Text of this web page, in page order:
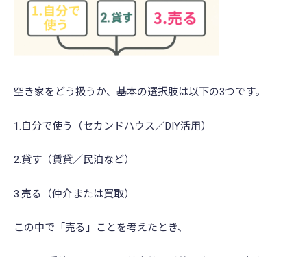
空き家をどう扱うか、基本の選択肢は以下の3つです。
1.自分で使う（セカンドハウス／DIY活用）
2.貸す（賃貸／民泊など）
3.売る（仲介または買取）
この中で「売る」ことを考えたとき、